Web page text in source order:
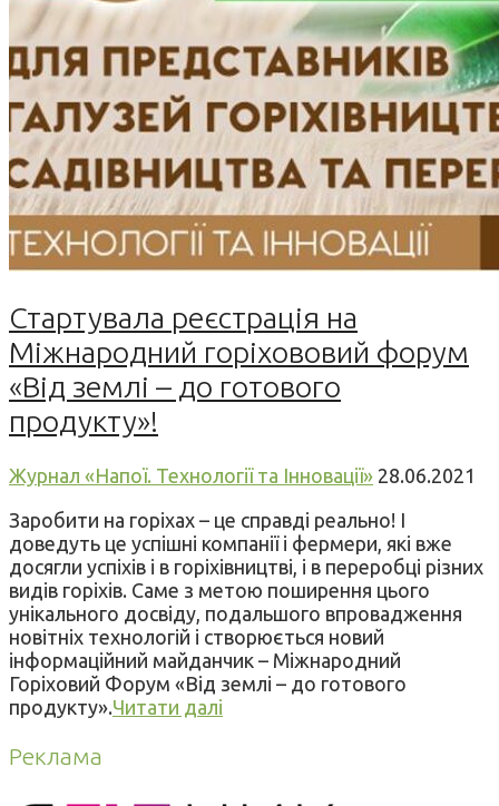
Стартувала реєстрація на
Міжнародний горіхововий форум
«Від землі – до готового
продукту»!
Журнал «Напої. Технології та Інновації» 28.06.2021
Заробити на горіхах – це справді реально! І
доведуть це успішні компанії і фермери, які вже
досягли успіхів і в горіхівництві, і в переробці різних
видів горіхів. Саме з метою поширення цього
унікального досвіду, подальшого впровадження
новітніх технологій і створюється новий
інформаційний майданчик – Міжнародний
Горіховий Форум «Від землі – до готового
продукту».Читати далі
Реклама